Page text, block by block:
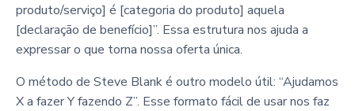
produto/serviço] é [categoria do produto] aquela
[declaração de benefício]”. Essa estrutura nos ajuda a
expressar o que torna nossa oferta única.
O método de Steve Blank é outro modelo útil: “Ajudamos
X a fazer Y fazendo Z”. Esse formato fácil de usar nos faz